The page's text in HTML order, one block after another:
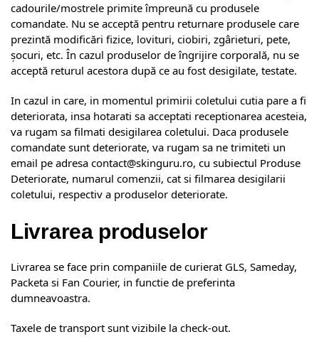
cadourile/mostrele primite împreună cu produsele
comandate. Nu se acceptă pentru returnare produsele care
prezintă modificări fizice, lovituri, ciobiri, zgârieturi, pete,
șocuri, etc. În cazul produselor de îngrijire corporală, nu se
acceptă returul acestora după ce au fost desigilate, testate.
In cazul in care, in momentul primirii coletului cutia pare a fi
deteriorata, insa hotarati sa acceptati receptionarea acesteia,
va rugam sa filmati desigilarea coletului. Daca produsele
comandate sunt deteriorate, va rugam sa ne trimiteti un
email pe adresa contact@skinguru.ro, cu subiectul Produse
Deteriorate, numarul comenzii, cat si filmarea desigilarii
coletului, respectiv a produselor deteriorate.
Livrarea produselor
Livrarea se face prin companiile de curierat GLS, Sameday,
Packeta si Fan Courier, in functie de preferinta
dumneavoastra.
Taxele de transport sunt vizibile la check-out.